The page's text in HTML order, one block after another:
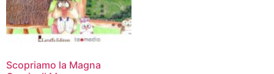
Scopriamo la Magna